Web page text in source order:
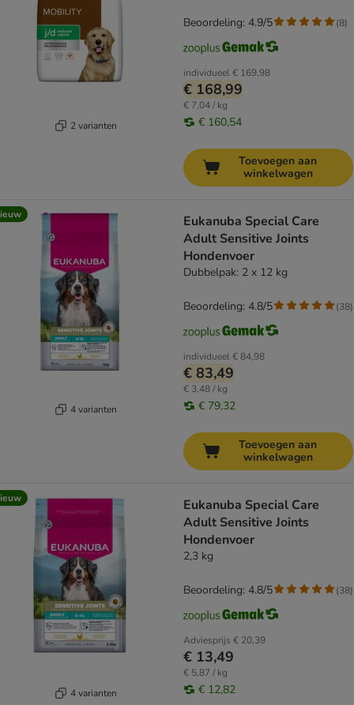
2 varianten
individueel€ 169,98
€ 168,99
€ 7,04 / kg
€ 160,54
Beoordeling: 4.9/5 (8)
Toevoegen aan
winkelwagen
4 varianten
Eukanuba Special Care
Adult Sensitive Joints
Hondenvoer
Dubbelpak: 2 x 12 kg
individueel€ 84,98
€ 83,49
€ 3,48 / kg
€ 79,32
Beoordeling: 4.8/5 (38)
Toevoegen aan
winkelwagen
4 varianten
Eukanuba Special Care
Adult Sensitive Joints
Hondenvoer
2,3 kg
Adviesprijs € 20,39
€ 13,49
€ 5,87 / kg
€ 12,82
Beoordeling: 4.8/5 (38)